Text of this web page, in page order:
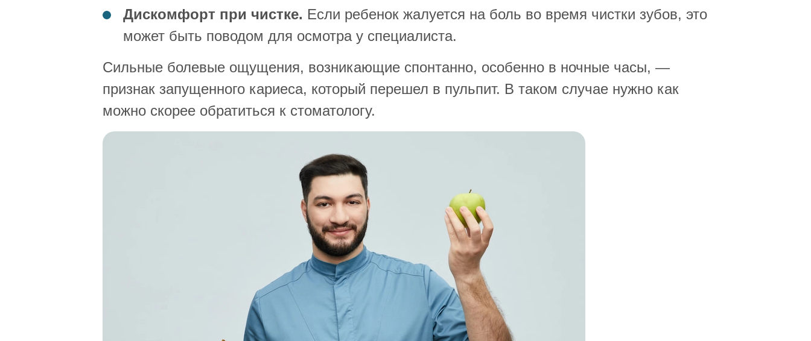
Дискомфорт при чистке. Если ребенок жалуется на боль во время чистки зубов, это
может быть поводом для осмотра у специалиста.
Сильные болевые ощущения, возникающие спонтанно, особенно в ночные часы, —
признак запущенного кариеса, который перешел в пульпит. В таком случае нужно как
можно скорее обратиться к стоматологу.